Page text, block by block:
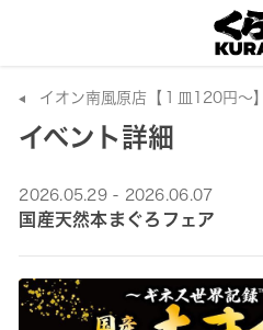
イオン南風原店【１皿120円～】
イベント詳細
2026.05.29 - 2026.06.07
国産天然本まぐろフェア